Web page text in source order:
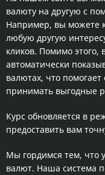
валюту на другую с
Например, вы можете
любую другую
кликов. Помимо этого,
автоматически
валютах, что
принимать выгодные
Курс обновляется в
предоставить вам
Мы гордимся тем, что
валют. Наша система